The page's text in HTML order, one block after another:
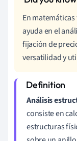
En
ayuda en el
fijación de
versatilidad y
Análisis
consiste en
estructuras